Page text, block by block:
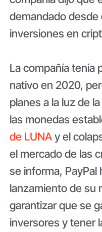
demandado
inversiones en
La compañía tenía
nativo en 2020,
planes a la luz de
las monedas
de LUNAy el
el mercado de las
se informa,
lanzamiento de su
garantizar que se
inversores y tener